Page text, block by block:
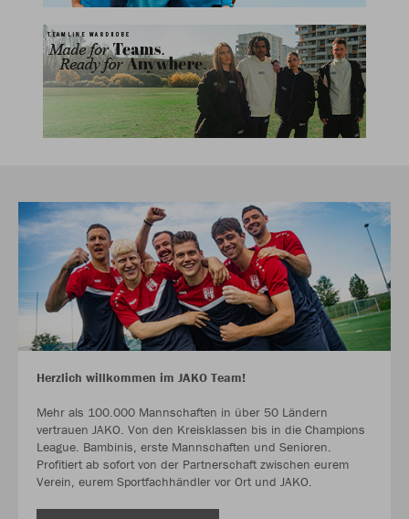
Herzlich willkommen im JAKO Team!
Mehr als 100.000 Mannschaften in über 50 Ländern
vertrauen JAKO. Von den Kreisklassen bis in die Champions
League. Bambinis, erste Mannschaften und Senioren.
Profitiert ab sofort von der Partnerschaft zwischen eurem
Verein, eurem Sportfachhändler vor Ort und JAKO.